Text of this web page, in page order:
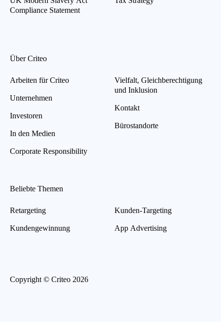
Compliance Statement
Über Criteo
Arbeiten für Criteo
Unternehmen
Investoren
In den Medien
Corporate Responsibility
Vielfalt, Gleichberechtigung
und Inklusion
Kontakt
Bürostandorte
Beliebte Themen
Retargeting
Kundengewinnung
Kunden-Targeting
App Advertising
Copyright © Criteo 2026